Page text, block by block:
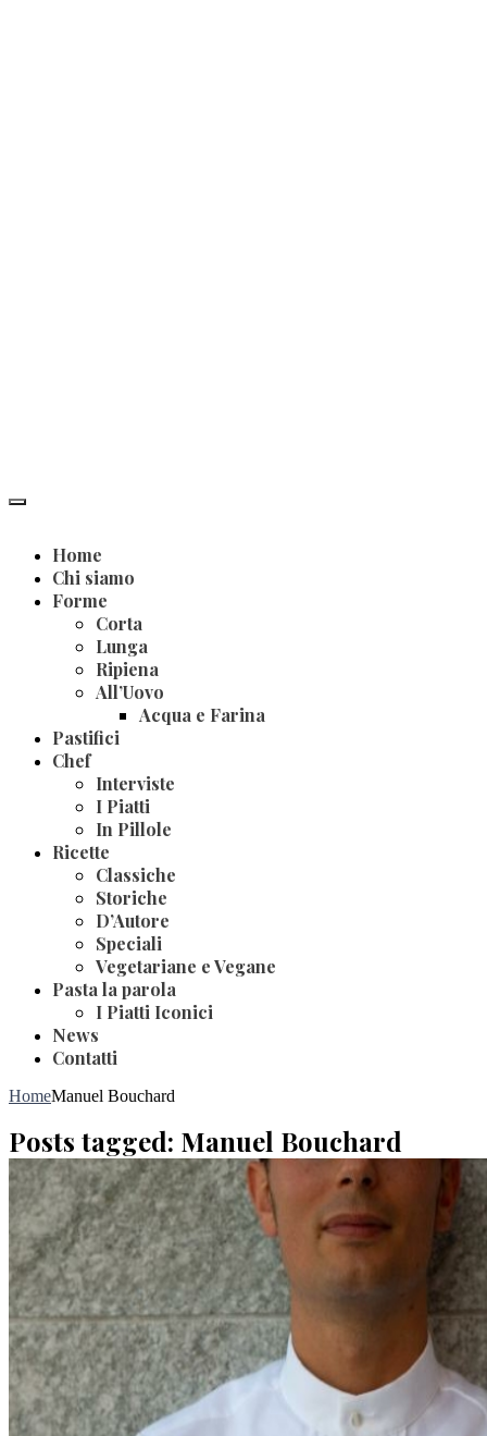
Home
Chi siamo
Forme
Corta
Lunga
Ripiena
All’Uovo
Acqua e Farina
Pastifici
Chef
Interviste
I Piatti
In Pillole
Ricette
Classiche
Storiche
D’Autore
Speciali
Vegetariane e Vegane
Pasta la parola
I Piatti Iconici
News
Contatti
HomeManuel Bouchard
Posts tagged: Manuel Bouchard